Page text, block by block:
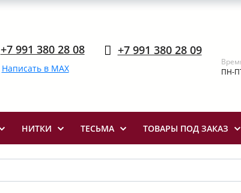
+7 991 380 28 08
Написать в MAX
+7 991 380 28 09
ПН-
НИТКИ ТЕСЬМА ТОВАРЫ ПОД ЗАКАЗ